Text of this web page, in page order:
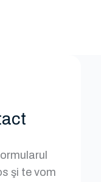
şi te vom